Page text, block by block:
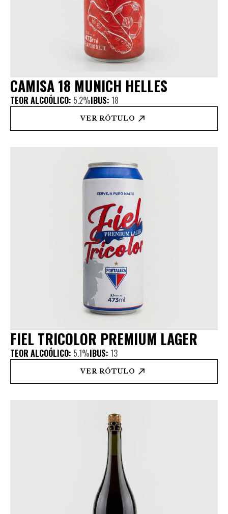
CAMISA 18 MUNICH HELLES
TEOR ALCOÓLICO: 5.2%IBUS: 18
VER RÓTULO
FIEL TRICOLOR PREMIUM LAGER
TEOR ALCOÓLICO: 5.1%IBUS: 13
VER RÓTULO